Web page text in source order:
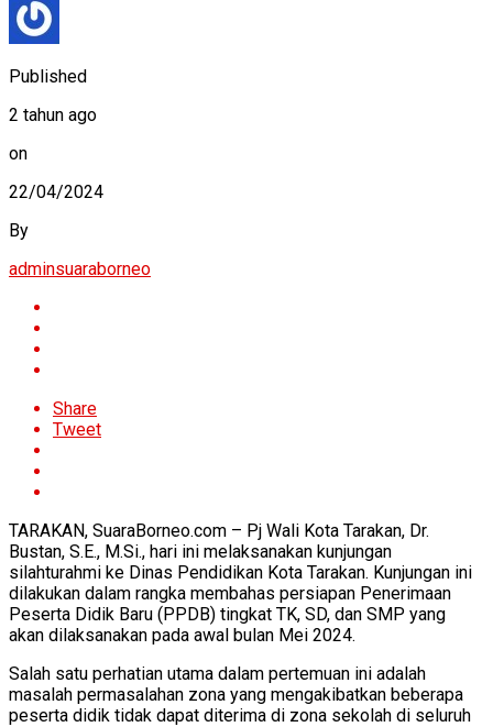
Published
2 tahun ago
on
22/04/2024
By
adminsuaraborneo
Share
Tweet
TARAKAN, SuaraBorneo.com – Pj Wali Kota Tarakan, Dr.
Bustan, S.E., M.Si., hari ini melaksanakan kunjungan
silahturahmi ke Dinas Pendidikan Kota Tarakan. Kunjungan ini
dilakukan dalam rangka membahas persiapan Penerimaan
Peserta Didik Baru (PPDB) tingkat TK, SD, dan SMP yang
akan dilaksanakan pada awal bulan Mei 2024.
Salah satu perhatian utama dalam pertemuan ini adalah
masalah permasalahan zona yang mengakibatkan beberapa
peserta didik tidak dapat diterima di zona sekolah di seluruh